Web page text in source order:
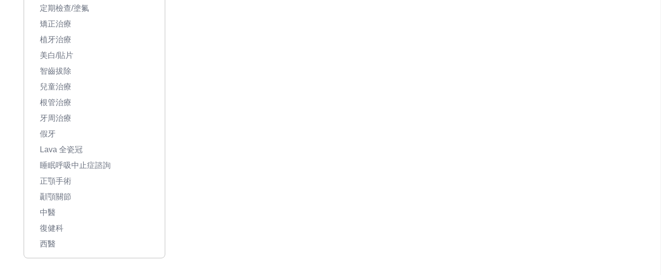
定期檢查/塗氟
矯正治療
植牙治療
美白/貼片
智齒拔除
兒童治療
根管治療
牙周治療
假牙
Lava 全瓷冠
睡眠呼吸中止症諮詢
正顎手術
顳顎關節
中醫
復健科
西醫